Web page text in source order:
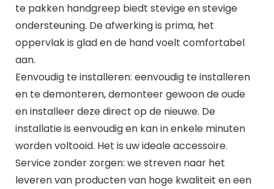
te pakken handgreep biedt stevige en stevige
ondersteuning. De afwerking is prima, het
oppervlak is glad en de hand voelt comfortabel
aan.
Eenvoudig te installeren: eenvoudig te installeren
en te demonteren, demonteer gewoon de oude
en installeer deze direct op de nieuwe. De
installatie is eenvoudig en kan in enkele minuten
worden voltooid. Het is uw ideale accessoire.
Service zonder zorgen: we streven naar het
leveren van producten van hoge kwaliteit en een